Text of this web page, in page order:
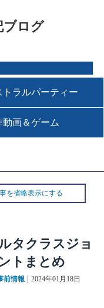
ブログ
トラルパーティー
動画＆ゲーム
を省略表示にする
タクラスジョ
トまとめ
前情報
投
2024年01月18日